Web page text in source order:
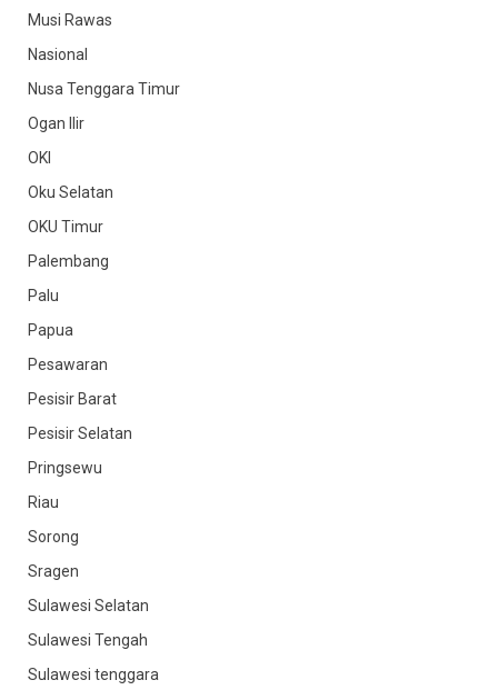
Musi Rawas
Nasional
Nusa Tenggara Timur
Ogan Ilir
OKI
Oku Selatan
OKU Timur
Palembang
Palu
Papua
Pesawaran
Pesisir Barat
Pesisir Selatan
Pringsewu
Riau
Sorong
Sragen
Sulawesi Selatan
Sulawesi Tengah
Sulawesi tenggara